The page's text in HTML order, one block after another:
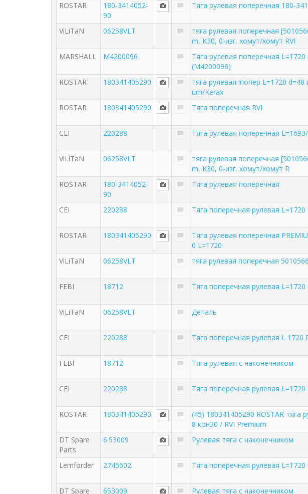
ROSTAR
180-3414052-
90
Тяга рулевая поперечная 180-
ViLiTaN 06258VLT
тяга рулевая поперечная
m, K30, 0-изг. хомут/хомут RVI
MARSHALL M4200096
Тяга рулевая поперечная
(M4200096)
ROSTAR 180341405290
тяга рулевая !попер L=1720 d=48
um/Kerax
ROSTAR 180341405290 Тяга поперечная RVI
CEI 220288 Тяга рулевая поперечная
ViLiTaN 06258VLT
тяга рулевая поперечная
m, K30, 0-изг. хомут/хомут R
ROSTAR
180-3414052-
90
Тяга рулевая поперечная
CEI 220288 Тяга поперечная рулевая
ROSTAR 180341405290
Тяга рулевая поперечная
0 L=1720
ViLiTaN 06258VLT тяга рулевая поперечная
FEBI 18712 Тяга поперечная рулевая
ViLiTaN 06258VLT Деталь
CEI 220288 Тяга поперечная рулевая L 1720
FEBI 18712 Тяга рулевая с наконечником
CEI 220288 Тяга поперечная рулевая
ROSTAR 180341405290
(45) 180341405290 ROSTAR тяга
8 кон30 / RVI Premium
DT Spare
Parts
6.53009 Рулевая тяга с наконечником
Lemforder 2745602 Тяга поперечная рулевая
DT Spare 653009 Рулевая тяга с наконечником